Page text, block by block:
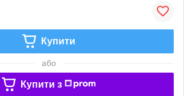
Купити
або
Купити з